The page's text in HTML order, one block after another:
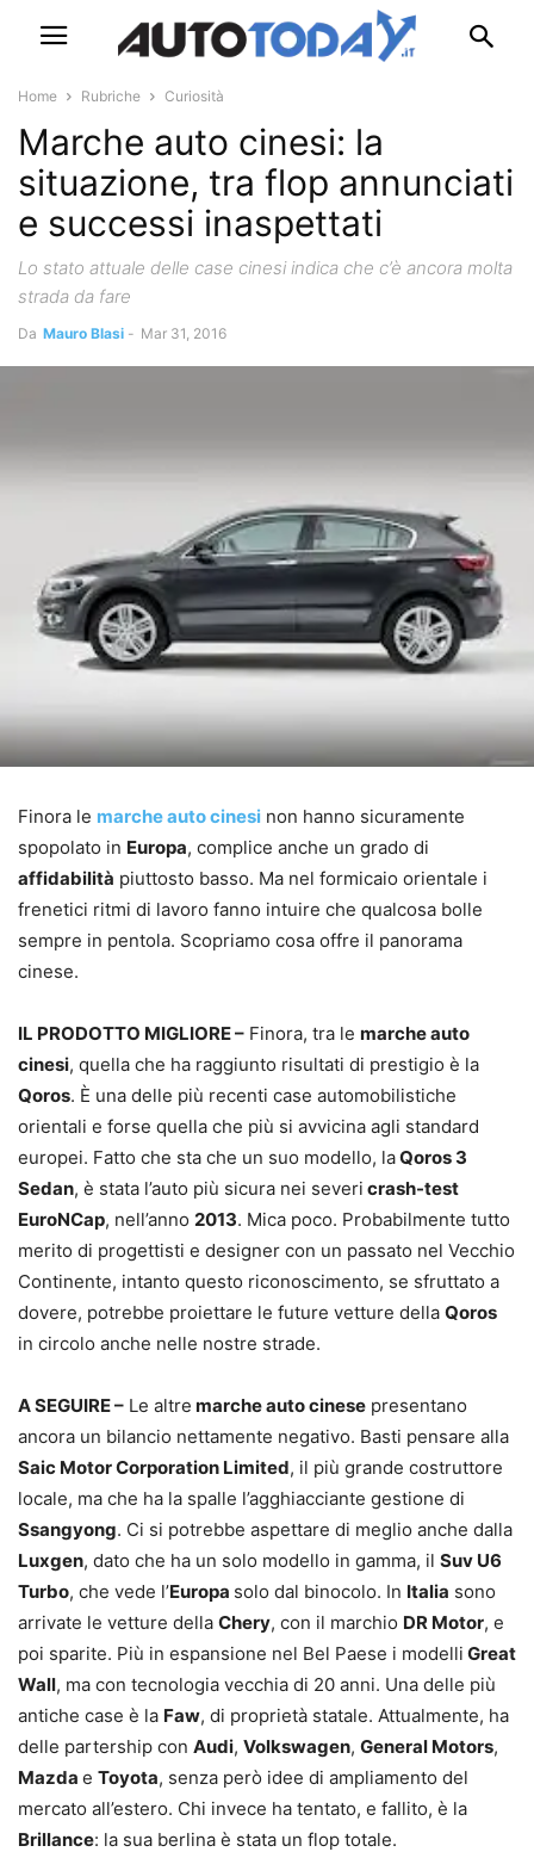
Home Rubriche Curiosità
Marche auto cinesi: la
situazione, tra flop annunciati
e successi inaspettati
Lo stato attuale delle case cinesi indica che c’è ancora molta
strada da fare
Da Mauro Blasi - Mar 31, 2016
Finora le marche auto cinesi non hanno sicuramente
spopolato in Europa, complice anche un grado di
affidabilità piuttosto basso. Ma nel formicaio orientale i
frenetici ritmi di lavoro fanno intuire che qualcosa bolle
sempre in pentola. Scopriamo cosa offre il panorama
cinese.
IL PRODOTTO MIGLIORE – Finora, tra le marche auto
cinesi, quella che ha raggiunto risultati di prestigio è la
Qoros. È una delle più recenti case automobilistiche
orientali e forse quella che più si avvicina agli standard
europei. Fatto che sta che un suo modello, laQoros 3
Sedan, è stata l’auto più sicura nei severi crash-test
EuroNCap, nell’anno 2013. Mica poco. Probabilmente tutto
merito di progettisti e designer con un passato nel Vecchio
Continente, intanto questo riconoscimento, se sfruttato a
dovere, potrebbe proiettare le future vetture della Qoros
in circolo anche nelle nostre strade.
A SEGUIRE – Le altre marche auto cinese presentano
ancora un bilancio nettamente negativo. Basti pensare alla
Saic Motor Corporation Limited, il più grande costruttore
locale, ma che ha la spalle l’agghiacciante gestione di
Ssangyong. Ci si potrebbe aspettare di meglio anche dalla
Luxgen, dato che ha un solo modello in gamma, il Suv U6
Turbo, che vede l’Europa solo dal binocolo. In Italia sono
arrivate le vetture della Chery, con il marchio DR Motor, e
poi sparite. Più in espansione nel Bel Paese i modelli Great
Wall, ma con tecnologia vecchia di 20 anni. Una delle più
antiche case è la Faw, di proprietà statale. Attualmente, ha
delle partership con Audi, Volkswagen, General Motors,
Mazda e Toyota, senza però idee di ampliamento del
mercato all’estero. Chi invece ha tentato, e fallito, è la
Brillance: la sua berlina è stata un flop totale.